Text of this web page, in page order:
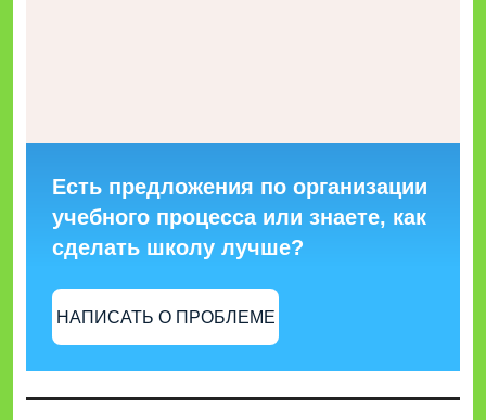
Есть предложения по организации
учебного процесса или знаете, как
сделать школу лучше?
НАПИСАТЬ О ПРОБЛЕМЕ